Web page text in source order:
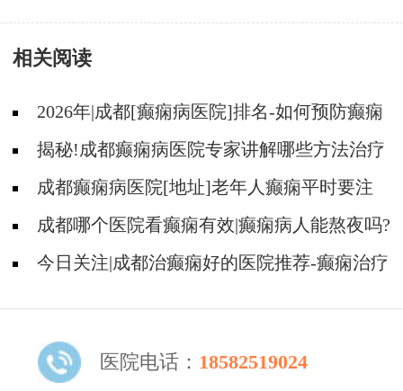
么效果呢?
相关阅读
2026年|成都[癫痫病医院]排名-如何预防癫痫
治疗走入误区?
揭秘!成都癫痫病医院专家讲解哪些方法治疗
癫痫好?
成都癫痫病医院[地址]老年人癫痫平时要注
意什么?
成都哪个医院看癫痫有效|癫痫病人能熬夜吗?
今日关注|成都治癫痫好的医院推荐-癫痫治疗
医院电话： 18582519024